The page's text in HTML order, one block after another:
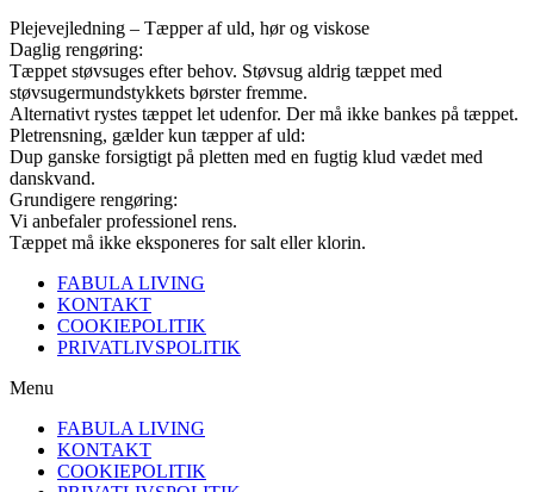
Plejevejledning – Tæpper af uld, hør og viskose
Daglig rengøring:
Tæppet støvsuges efter behov. Støvsug aldrig tæppet med
støvsugermundstykkets børster fremme.
Alternativt rystes tæppet let udenfor. Der må ikke bankes på tæppet.
Pletrensning, gælder kun tæpper af uld:
Dup ganske forsigtigt på pletten med en fugtig klud vædet med
danskvand.
Grundigere rengøring:
Vi anbefaler professionel rens.
Tæppet må ikke eksponeres for salt eller klorin.
FABULA LIVING
KONTAKT
COOKIEPOLITIK
PRIVATLIVSPOLITIK
Menu
FABULA LIVING
KONTAKT
COOKIEPOLITIK